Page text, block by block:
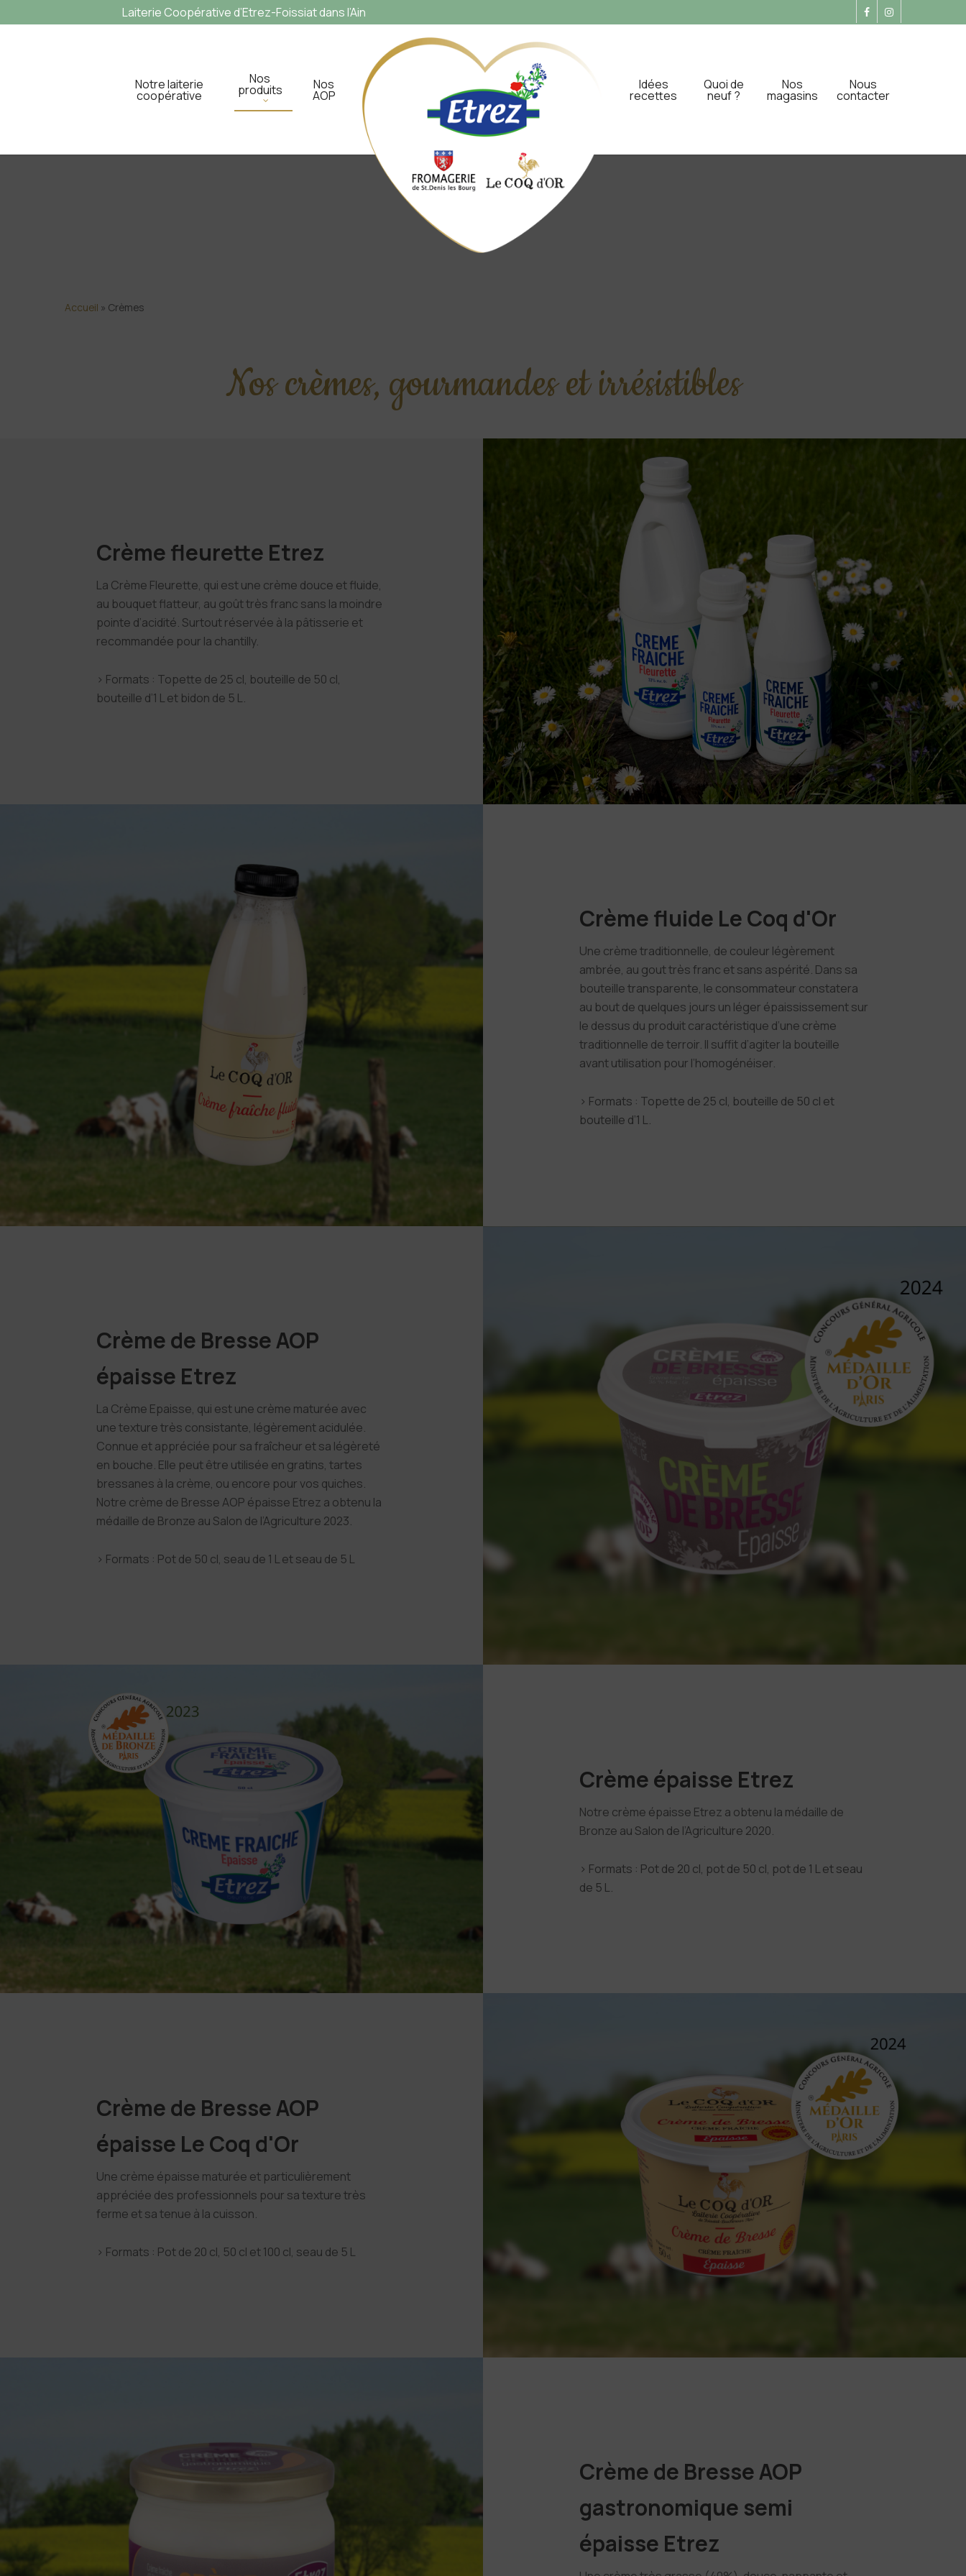
Laiterie Coopérative d’Etrez-Foissiat dans l’Ain
Notre laiterie
coopérative
Nos
produits Nos
AOP
Idées
recettes
Quoi de
neuf ?
Nos
magasins
Nous
contacter
Accueil » Crèmes
Nos crèmes, gourmandes et irrésistibles
Crème fleurette Etrez
La Crème Fleurette, qui est une crème douce et fluide,
au bouquet flatteur, au goût très franc sans la moindre
pointe d’acidité. Surtout réservée à la pâtisserie et
recommandée pour la chantilly.
› Formats : Topette de 25 cl, bouteille de 50 cl,
bouteille d’1 L et bidon de 5 L.
Crème fluide Le Coq d'Or
Une crème traditionnelle, de couleur légèrement
ambrée, au gout très franc et sans aspérité. Dans sa
bouteille transparente, le consommateur constatera
au bout de quelques jours un léger épaississement sur
le dessus du produit caractéristique d’une crème
traditionnelle de terroir. Il suffit d’agiter la bouteille
avant utilisation pour l’homogénéiser.
› Formats : Topette de 25 cl, bouteille de 50 cl et
bouteille d’1 L.
Crème de Bresse AOP
épaisse Etrez
La Crème Epaisse, qui est une crème maturée avec
une texture très consistante, légèrement acidulée.
Connue et appréciée pour sa fraîcheur et sa légèreté
en bouche. Elle peut être utilisée en gratins, tartes
bressanes à la crème, ou encore pour vos quiches.
Notre crème de Bresse AOP épaisse Etrez a obtenu la
médaille de Bronze au Salon de l’Agriculture 2023.
› Formats : Pot de 50 cl, seau de 1 L et seau de 5 L
Crème épaisse Etrez
Notre crème épaisse Etrez a obtenu la médaille de
Bronze au Salon de l’Agriculture 2020.
› Formats : Pot de 20 cl, pot de 50 cl, pot de 1 L et seau
de 5 L.
Crème de Bresse AOP
épaisse Le Coq d'Or
Une crème épaisse maturée et particulièrement
appréciée des professionnels pour sa texture très
ferme et sa tenue à la cuisson.
› Formats : Pot de 20 cl, 50 cl et 100 cl, seau de 5 L
Crème de Bresse AOP
gastronomique semi
épaisse Etrez